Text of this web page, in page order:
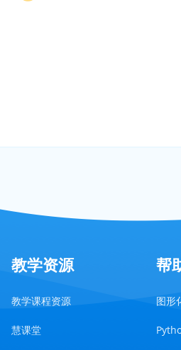
教学资源
教学课程资源
慧课堂
帮
图形